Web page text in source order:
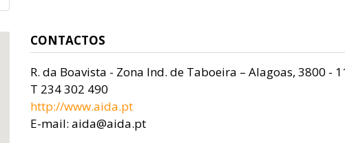
CONTACTOS
R. da Boavista - Zona Ind. de Taboeira – Alagoas, 3800 -
T 234 302 490
http://www.aida.pt
E-mail: aida@aida.pt